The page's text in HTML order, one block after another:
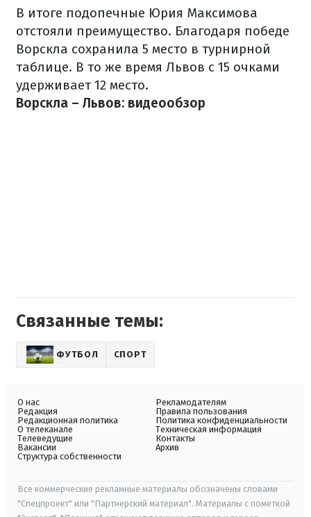
В итоге подопечные Юрия Максимова
отстояли преимущество. Благодаря победе
Ворскла сохранила 5 место в турнирной
таблице. В то же время Львов с 15 очками
удерживает 12 место.
Ворскла – Львов: видеообзор
Связанные темы:
ФУТБОЛ СПОРТ
О нас
Редакция
Редакционная политика
О телеканале
Телеведущие
Вакансии
Структура собственности
Рекламодателям
Правила пользования
Политика конфиденциальности
Техническая информация
Контакты
Архив
Все коммерческие рекламные материалы обозначены словами
"Спецпроект" или "Партнерский материал". Материалы с пометкой